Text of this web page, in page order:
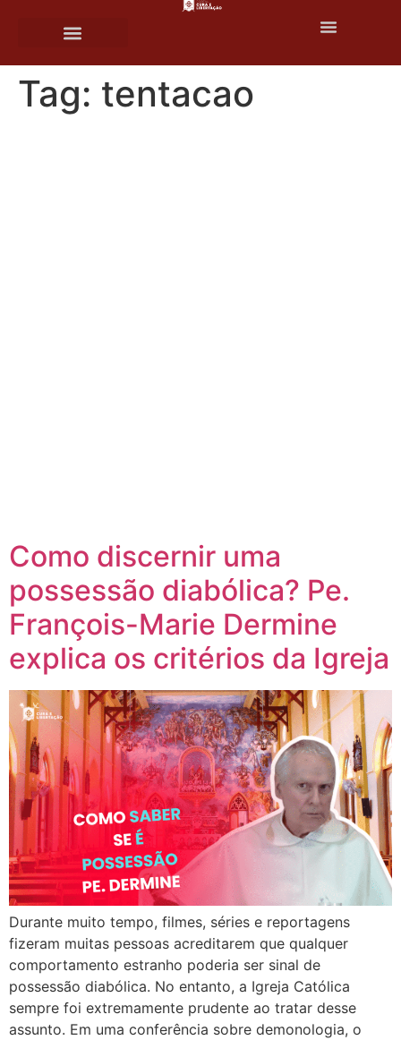
Tag: tentacao
Como discernir uma
possessão diabólica? Pe.
François-Marie Dermine
explica os critérios da Igreja
Durante muito tempo, filmes, séries e reportagens
fizeram muitas pessoas acreditarem que qualquer
comportamento estranho poderia ser sinal de
possessão diabólica. No entanto, a Igreja Católica
sempre foi extremamente prudente ao tratar desse
assunto. Em uma conferência sobre demonologia, o